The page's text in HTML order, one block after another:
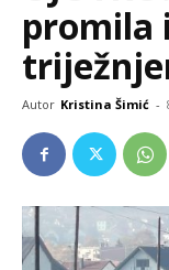
promila
Autor Kristina Šimić -